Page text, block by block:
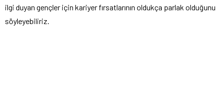
ilgi duyan gençler için kariyer fırsatlarının oldukça parlak olduğunu
söyleyebiliriz.